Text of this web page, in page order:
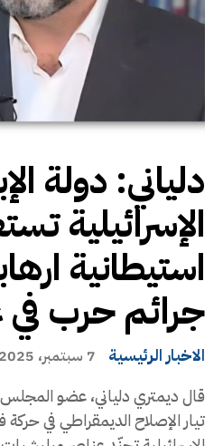
دلياني: دولة
الإسرائيلية
استيطانية
جرائم حرب في
الاخبار الرئيسية 7 سبتمبر، 2025
قال ديمتري دلياني، عضو
تيار الإصلاح الديمقراطي في حركة